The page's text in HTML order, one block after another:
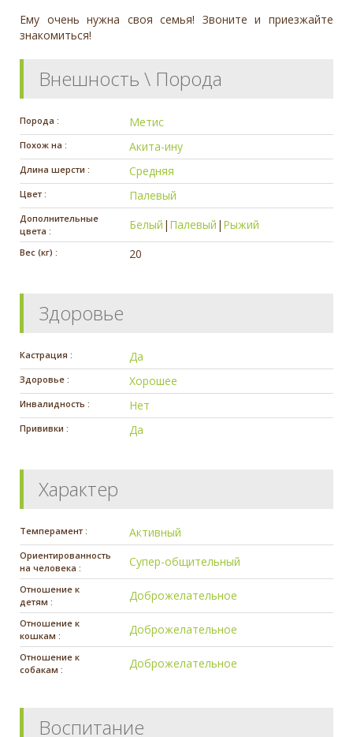
Ему очень нужна своя семья! Звоните и приезжайте
знакомиться!
Внешность \ Порода
Порода : Метис
Похож на : Акита-ину
Длина шерсти : Средняя
Цвет : Палевый
Дополнительные
цвета :
Белый | Палевый | Рыжий
Вес (кг) : 20
Здоровье
Кастрация : Да
Здоровье : Хорошее
Инвалидность : Нет
Прививки : Да
Характер
Темперамент : Активный
Ориентированность
на человека :
Супер-общительный
Отношение к
детям :
Доброжелательное
Отношение к
кошкам :
Доброжелательное
Отношение к
собакам :
Доброжелательное
Воспитание